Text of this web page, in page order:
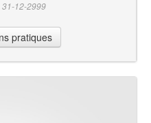
12-2999
pratiques